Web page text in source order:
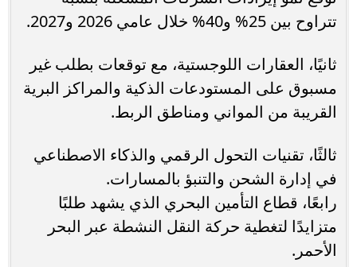
تتراوح بين 25% و40% خلال عامي 2026 و2027.
ثانيًا، العقارات اللوجستية، مع توقعات بطلب غير
مسبوق على المستودعات الذكية والمراكز البرية
القريبة من المواني ومناطق الربط.
ثالثًا، تقنيات التحول الرقمي والذكاء الاصطناعي
في إدارة الشحن والتنبؤ بالمسارات.
رابعًا، قطاع التأمين البحري الذي يشهد طلبًا
متزايدًا لتغطية حركة النقل النشطة عبر البحر
الأحمر.